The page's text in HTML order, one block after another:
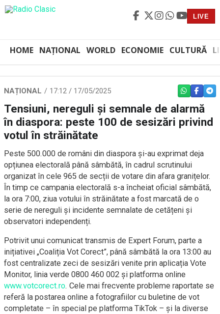
LIVE
HOME NAȚIONAL WORLD ECONOMIE CULTURĂ
NAȚIONAL 17:12 / 17/05/2025 WHATSAPP
Tensiuni, nereguli și semnale de alarmă
în diaspora: peste 100 de sesizări privind
votul în străinătate
Peste 500.000 de români din diaspora și-au exprimat deja
opțiunea electorală până sâmbătă, în cadrul scrutinului
organizat în cele 965 de secții de votare din afara granițelor.
În timp ce campania electorală s-a încheiat oficial sâmbătă,
la ora 7:00, ziua votului în străinătate a fost marcată de o
serie de nereguli și incidente semnalate de cetățeni și
observatori independenți.
Potrivit unui comunicat transmis de Expert Forum, parte a
inițiativei „Coaliția Vot Corect”, până sâmbătă la ora 13:00 au
fost centralizate zeci de sesizări venite prin aplicația Vote
Monitor, linia verde 0800 460 002 și platforma online
www.votcorect.ro. Cele mai frecvente probleme raportate se
referă la postarea online a fotografiilor cu buletine de vot
completate – în special pe platforma TikTok – și la diverse